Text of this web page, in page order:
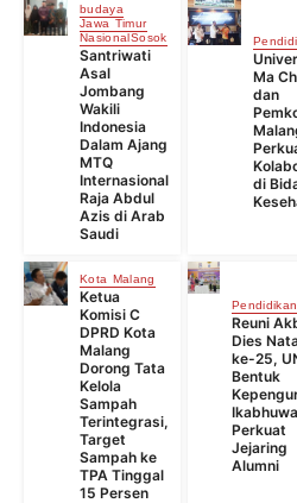
budaya
Jawa Timur
NasionalSosok
Santriwati
Asal
Jombang
Wakili
Indonesia
Dalam Ajang
MTQ
Internasional
Raja Abdul
Azis di Arab
Saudi
Ma
dan
di
Kota Malang
Ketua
Komisi C
DPRD Kota
Malang
Dorong Tata
Kelola
Sampah
Terintegrasi,
Target
Sampah ke
TPA Tinggal
15 Persen
Pendidikan
Reuni
Dies
ke-25,
Bentuk
Perkuat
Jejaring
Alumni